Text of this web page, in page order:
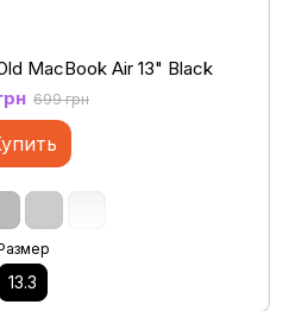
MacBook Air 13" Black
699 грн
13.3